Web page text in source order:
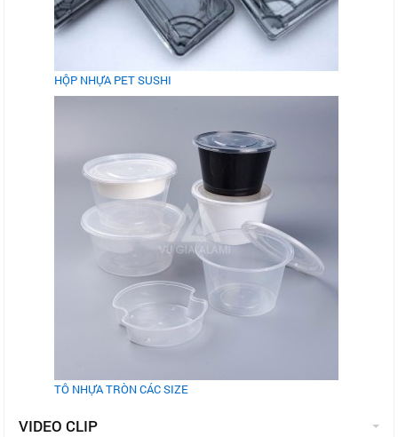
HỘP NHỰA PET SUSHI
TÔ NHỰA TRÒN CÁC SIZE
VIDEO CLIP